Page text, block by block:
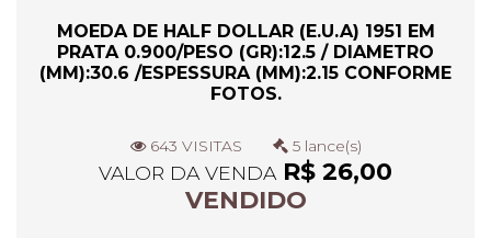
MOEDA DE HALF DOLLAR (E.U.A) 1951 EM
PRATA 0.900/PESO (GR):12.5 / DIAMETRO
(MM):30.6 /ESPESSURA (MM):2.15 CONFORME
FOTOS.
643 VISITAS 5 lance(s)
VALOR DA VENDAR$ 26,00
VENDIDO